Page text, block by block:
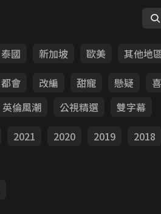
泰國 新加坡 歐美
其他地
都會 改編 甜寵 懸疑
英倫風潮 公視精選
雙字幕
2021 2020 2019 2018